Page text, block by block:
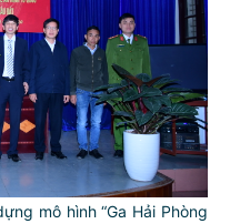
mô hình “Ga Hải Phòng